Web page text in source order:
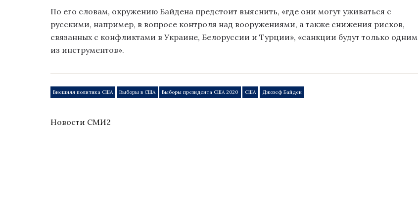
По его словам, окружению Байдена предстоит выяснить, «где они могут уживаться с
русскими, например, в вопросе контроля над вооружениями, а также снижения рисков,
связанных с конфликтами в Украине, Белоруссии и Турции», «санкции будут только одним
из инструментов».
Внешняя политика США Выборы в США Выборы президента США 2020 США Джозеф Байден
Новости СМИ2